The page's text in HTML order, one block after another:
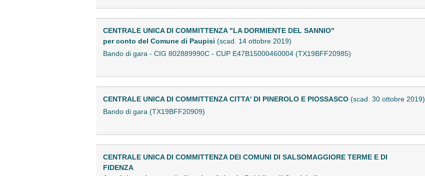
CENTRALE UNICA DI COMMITTENZA "LA DORMIENTE DEL SANNIO"
per conto del Comune di Paupisi (scad. 14 ottobre 2019)
Bando di gara - CIG 802889990C - CUP E47B15000460004 (TX19BFF20985)
CENTRALE UNICA DI COMMITTENZA CITTA' DI PINEROLO E PIOSSASCO (scad. 30 ottobre 2019)
Bando di gara (TX19BFF20909)
CENTRALE UNICA DI COMMITTENZA DEI COMUNI DI SALSOMAGGIORE TERME E DI
FIDENZA